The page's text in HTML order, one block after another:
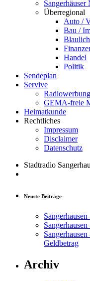
Sangerhäuser
Überregional
Auto /
Bau /
Handel
Politik
Sendeplan
Servive
Radiowerbung
GEMA-freie
Heimatkunde
Rechtliches
Impressum
Disclaimer
Datenschutz
Stadtradio
Neuste Beiträge
Geldbetrag
Archiv